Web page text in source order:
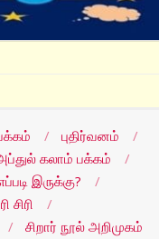
புதிர்வனம்
கலாம் பக்கம்
இருக்கு?
சிரி
சிறார் நூல் அறிமுகம்